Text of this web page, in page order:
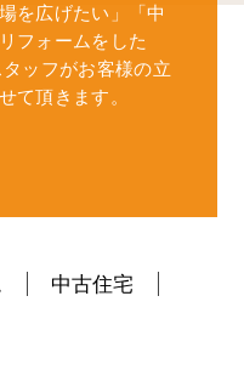
を広げたい」
「中
フォームをした
ッフがお客様の立
て頂きます。
中古住宅